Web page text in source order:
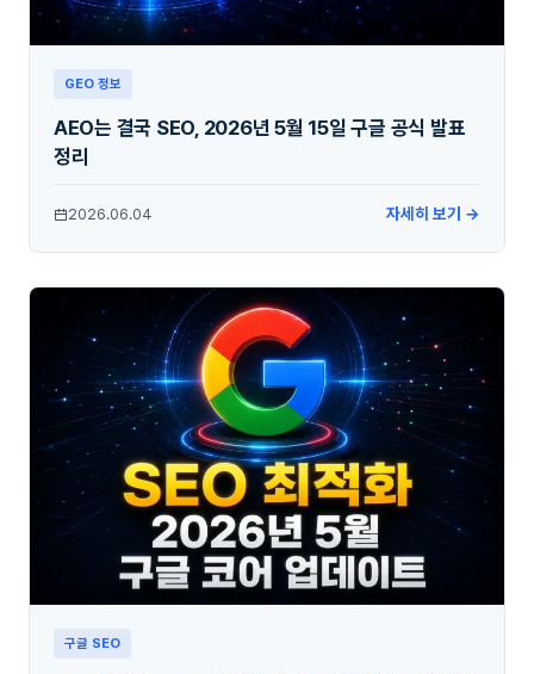
GEO 정보
AEO는 결국 SEO, 2026년 5월 15일 구글 공식 발표
정리
2026.06.04 자세히 보기 →
구글 SEO